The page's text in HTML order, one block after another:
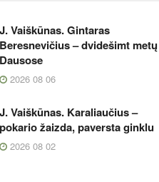
J. Vaiškūnas. Gintaras
Beresnevičius – dvidešimt metų
Dausose
2026 08 06
J. Vaiškūnas. Karaliaučius –
pokario žaizda, paversta ginklu
2026 08 02